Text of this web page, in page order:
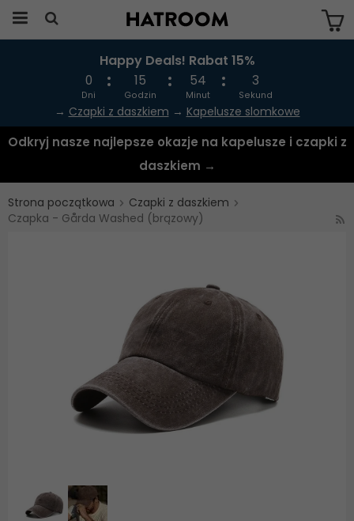
Produkten har blivit tillagd i varukorgen
Happy Deals! Rabat 15%
0
Dni
15
Godzin
54
Minut
3
Sekund
→ Czapki z daszkiem → Kapelusze slomkowe
Odkryj nasze najlepsze okazje na kapelusze i czapki z
daszkiem →
Strona początkowa
Czapki z daszkiem
Czapka - Gårda Washed (brązowy)